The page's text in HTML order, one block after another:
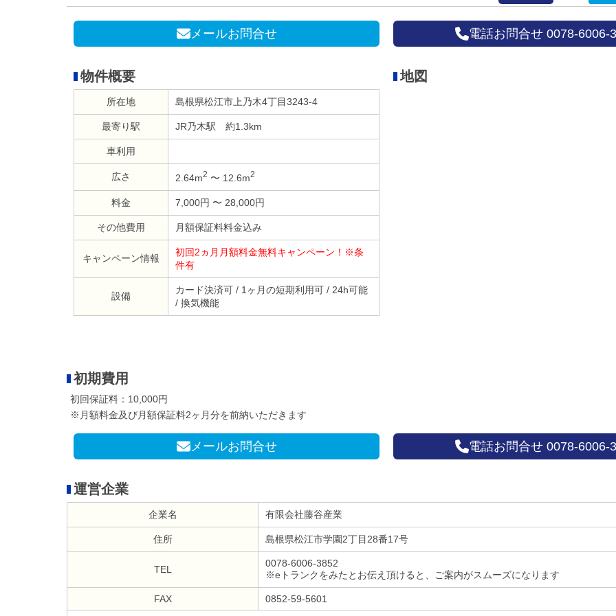
メールお問合せ 電話お問合せ 0078-6006-
物件概要
所在地 島根県松江市上乃木4丁目3243-4
最寄り駅 JR乃木駅 約1.3km
車利用
広さ 2.64m2 〜 12.6m2
料金 7,000円 〜 28,000円
その他費用 月額保証料料金込み
キャンペーン情報
初回2ヵ月月額料金無料キャンペーン！※条
件有
設備
カード決済可 / 1ヶ月の短期利用可 / 24h可能
/ 換気機能
地図
初期費用
初回保証料：10,000円
※月額料金及び月額保証料2ヶ月分を前納いただきます
メールお問合せ 電話お問合せ 0078-6006-
運営企業
企業名 有限会社藤谷産業
住所 島根県松江市学園2丁目28番17号
TEL
0078-6006-3852
※eトランクをみたとお伝え頂けると、ご案内がスムーズになります
FAX 0852-59-5601